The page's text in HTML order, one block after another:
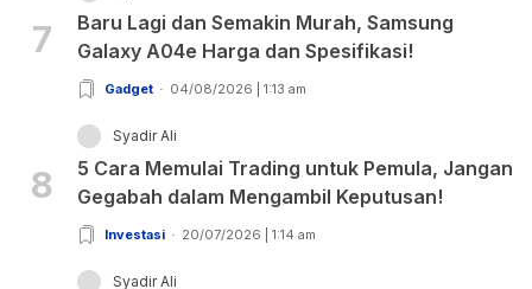
7
Baru Lagi dan Semakin Murah, Samsung
Galaxy A04e Harga dan Spesifikasi!
Gadget 04/08/2026 | 1:13 am
8
Syadir Ali
5 Cara Memulai Trading untuk Pemula, Jangan
Gegabah dalam Mengambil Keputusan!
Investasi 20/07/2026 | 1:14 am
Syadir Ali